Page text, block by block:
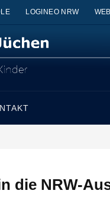
LOGINEO NRW
die NRW-